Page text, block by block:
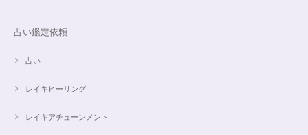
占い鑑定依頼
占い
レイキヒーリング
レイキアチューンメント